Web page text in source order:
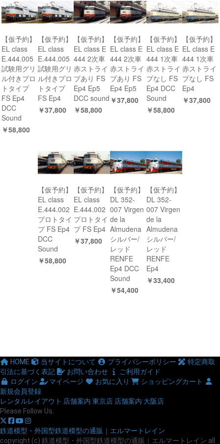
【仮予約】
EL class
E.444.005
試験用グリ
ル付きプロ
トタイプ
FS Ep4
DCC
Sound
￥58,800
【仮予約】
EL class
E.444.005
試験用グリ
ル付きプロ
トタイプ
FS Ep4
￥37,800
【仮予約】
EL class E
444 2次車
赤ストライ
プあり FS
Ep4 Ep5
DCC sound
￥58,800
【仮予約】
EL class E
444 2次車
赤ストライ
プあり FS
Ep4 Ep5
￥37,800
【仮予約】
EL class E
444 1次車
赤ストライ
プなし FS
Ep4 DCC
Sound
￥58,800
【仮予約】
EL class E
444 1次車
赤ストライ
プなし FS
Ep4
￥37,800
【仮予約】
EL class
E.444.002
プロトタイ
プ FS Ep4
DCC
Sound
￥58,800
【仮予約】
EL class
E.444.002
プロトタイ
プ FS Ep4
￥37,800
【仮予約】
DL 352-
007 Virgen
de la
Almudena
シルバー/
レッド
RENFE
Ep4 DCC
Sound
￥54,400
【仮予約】
DL 352-
007 Virgen
de la
Almudena
シルバー/
レッド
RENFE
Ep4
￥33,400
HOME 当サイトについて プライバシーポリシー
特定商取
引法に基づく表記
お問い合わせ
ご利用ガイド
ログイン
マイページ お気に入り
ショッピングカート
新規会員登録
レンタルレイアウト 店舗案内 東京店 店舗案内 大阪店
Please Follow Us.
鉄道模型・外国型鉄道模型の通販｜エルマートレイン
copyright (c) 鉄道模型・外国型鉄道模型の通販｜エルマートレイン all